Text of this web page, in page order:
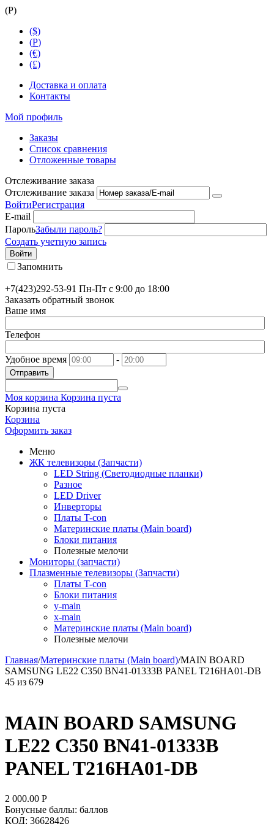
(Р)
($)
(Р)
(€)
(£)
Доставка и оплата
Контакты
Мой профиль
Заказы
Список сравнения
Отложенные товары
Отслеживание заказа
Отслеживание заказа
ВойтиРегистрация
E-mail
ПарольЗабыли пароль?
Создать учетную запись
Войти
Запомнить
+7(423)292-53-91 Пн-Пт с 9:00 до 18:00
Заказать обратный звонок
Ваше имя
Телефон
Удобное время -
Отправить
Моя корзина Корзина пуста
Корзина пуста
Корзина
Оформить заказ
Меню
ЖК телевизоры (Запчасти)
LED String (Светодиодные планки)
Разное
LED Driver
Инверторы
Платы T-con
Материнские платы (Main board)
Блоки питания
Полезные мелочи
Мониторы (запчасти)
Плазменные телевизоры (Запчасти)
Платы T-con
Блоки питания
y-main
x-main
Материнские платы (Main board)
Полезные мелочи
Главная/Материнские платы (Main board)/MAIN BOARD
SAMSUNG LE22 C350 BN41-01333B PANEL T216HA01-DB
45 из 679
MAIN BOARD SAMSUNG
LE22 C350 BN41-01333B
PANEL T216HA01-DB
2 000.00 Р
Бонусные баллы: баллов
КОД: 36628426